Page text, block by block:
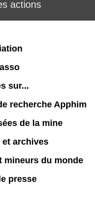
actions
sur...
recherche Apphim
de la mine
et archives
mineurs du monde
presse